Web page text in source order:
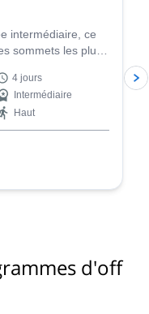
intermédiaire, ce
sommets les plus
4 jours
Intermédiaire
Haut
d'off